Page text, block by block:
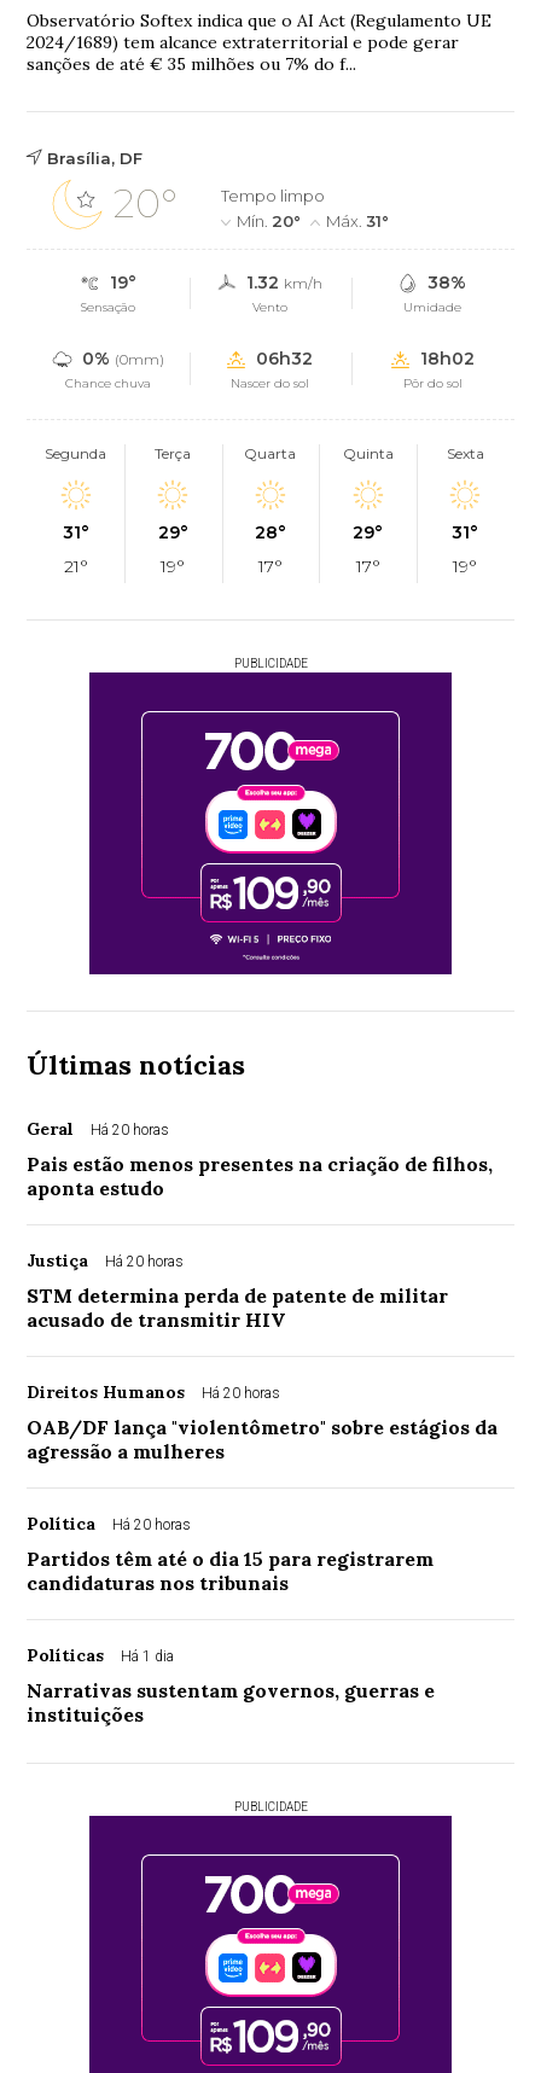
Observatório Softex indica que o AI Act (Regulamento UE
2024/1689) tem alcance extraterritorial e pode gerar
sanções de até € 35 milhões ou 7% do f...
Brasília, DF
20°
Tempo limpo
Mín. 20° Máx.31°
19°
Sensação
1.32 km/h
Vento
38%
Umidade
0% (0mm)
Chance chuva
06h32
Nascer do sol
18h02
Pôr do sol
Segunda
31°
21°
Terça
29°
19°
Quarta
28°
17°
Quinta
29°
17°
Sexta
31°
19°
PUBLICIDADE
Últimas notícias
Geral Há 20 horas
Pais estão menos presentes na criação de filhos,
aponta estudo
Justiça Há 20 horas
STM determina perda de patente de militar
acusado de transmitir HIV
Direitos Humanos Há 20 horas
OAB/DF lança "violentômetro" sobre estágios da
agressão a mulheres
Política Há 20 horas
Partidos têm até o dia 15 para registrarem
candidaturas nos tribunais
Políticas Há 1 dia
Narrativas sustentam governos, guerras e
instituições
PUBLICIDADE